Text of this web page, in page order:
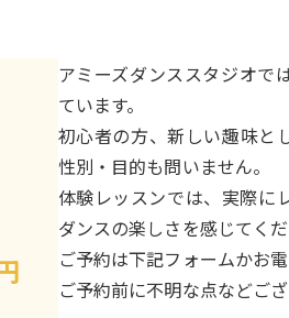
アミーズダンススタジオで
ています。
初心者の方、新しい趣味と
性別・目的も問いません。
体験レッスンでは、実際に
ダンスの楽しさを感じてくだ
ご予約は下記フォームかお
ご予約前に不明な点などご